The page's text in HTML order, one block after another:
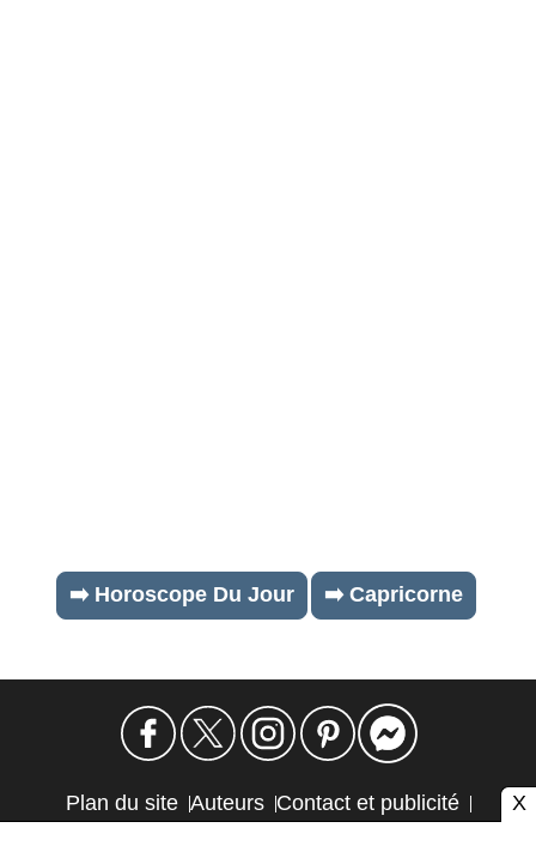
➡️ Horoscope Du Jour ➡️ Capricorne
Plan du site Auteurs Contact et publicité
X